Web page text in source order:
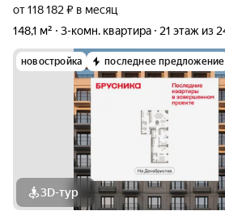
от 118 182 ₽ в месяц
148,1 м²
3-комн. квартира 21 этаж из
новостройка последнее предложение
3D-тур